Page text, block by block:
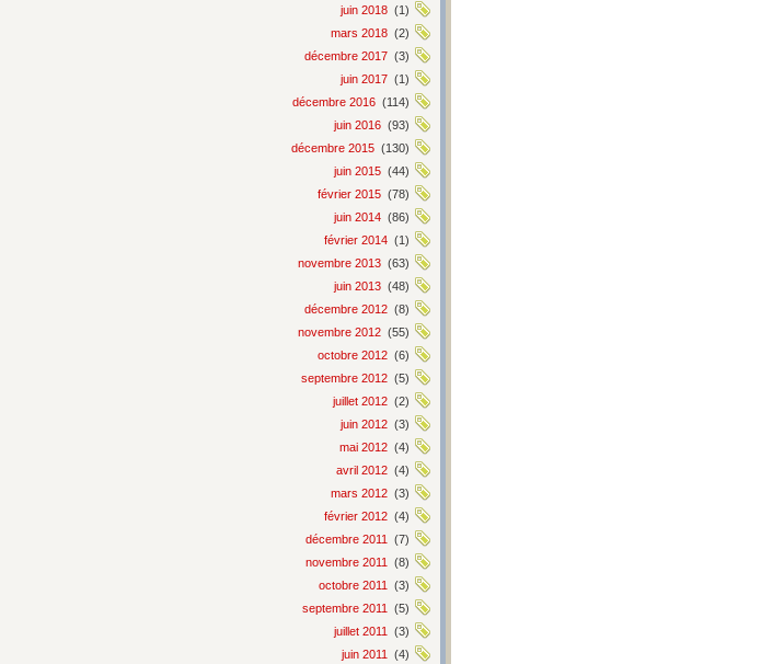
juin 2018 (1)
mars 2018 (2)
décembre 2017 (3)
juin 2017 (1)
décembre 2016 (114)
juin 2016 (93)
décembre 2015 (130)
juin 2015 (44)
février 2015 (78)
juin 2014 (86)
février 2014 (1)
novembre 2013 (63)
juin 2013 (48)
décembre 2012 (8)
novembre 2012 (55)
octobre 2012 (6)
septembre 2012 (5)
juillet 2012 (2)
juin 2012 (3)
mai 2012 (4)
avril 2012 (4)
mars 2012 (3)
février 2012 (4)
décembre 2011
(7)
novembre 2011
(8)
octobre 2011
(3)
septembre 2011
(5)
juillet 2011
(3)
juin 2011
(4)